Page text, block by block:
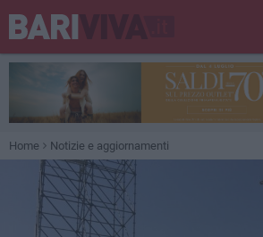
Home Notizie e aggiornamenti